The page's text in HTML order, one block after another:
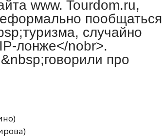
www. Tourdom.ru,
пообщаться
случайно
лонже</nobr>.
про